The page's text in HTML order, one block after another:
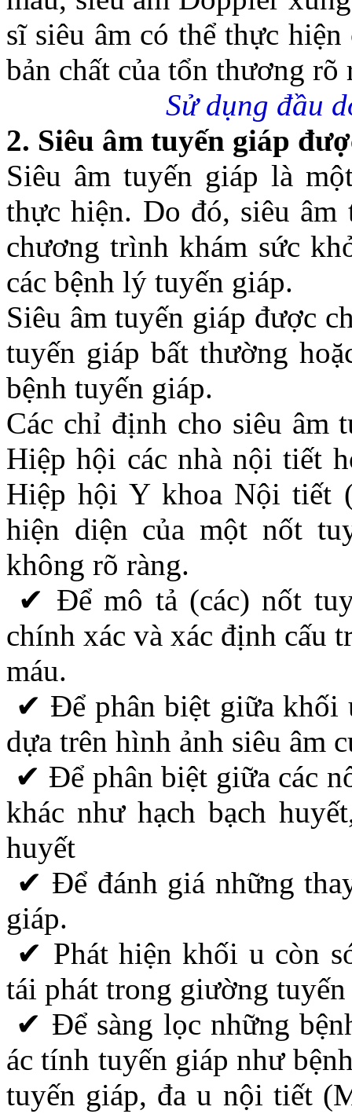
sĩ siêu âm có thể thực
bản chất của tổn thương rõ
Sử dụng đầu
2. Siêu âm tuyến giáp
Siêu âm tuyến giáp là
thực hiện. Do đó, siêu
chương trình khám sức
các bệnh lý tuyến giáp.
Siêu âm tuyến giáp được
tuyến giáp bất thường
bệnh tuyến giáp.
Các chỉ định cho siêu âm
Hiệp hội các nhà nội tiết
Hiệp hội Y khoa Nội tiết
hiện diện của một nốt
không rõ ràng.
✔ Để mô tả (các) nốt
chính xác và xác định cấu
máu.
✔ Để phân biệt giữa khối
dựa trên hình ảnh siêu âm
✔ Để phân biệt giữa các
khác như hạch bạch
huyết
✔ Để đánh giá những
giáp.
✔ Phát hiện khối u còn
tái phát trong giường
✔ Để sàng lọc những
ác tính tuyến giáp như
tuyến giáp, đa u nội tiết